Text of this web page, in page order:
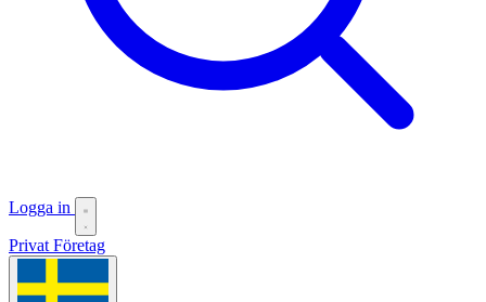
Logga in
Privat Företag